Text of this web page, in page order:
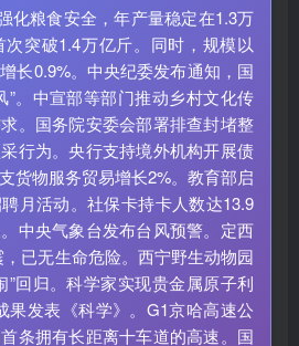
化粮食安全，年产量稳定在1.3万
突破1.4万亿斤。同时，规模以
长0.9%。中央纪委发布通知，国
”。中宣部等部门推动乡村文化传
。国务院安委会部署排查封堵整
行为。央行支持境外机构开展债
货物服务贸易增长2%。教育部启
月活动。社保卡持卡人数达13.9
中央气象台发布台风预警。定西
已无生命危险。西宁野生动物园
”回归。科学家实现贵金属原子利
果发表《科学》。G1京哈高速公
条拥有长距离十车道的高速。国